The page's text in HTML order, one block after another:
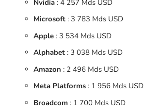
Nvidia : 4 257 Mds USD
Microsoft : 3 783 Mds USD
Apple : 3 534 Mds USD
Alphabet : 3 038 Mds USD
Amazon : 2 496 Mds USD
Meta Platforms : 1 956 Mds USD
Broadcom : 1 700 Mds USD